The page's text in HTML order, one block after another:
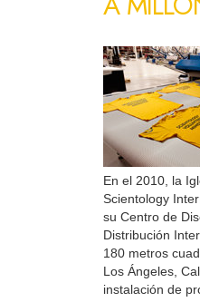
En el 2010, la
Scientology
su Centro de
Distribución
180 metros
Los Ángeles,
instalación de